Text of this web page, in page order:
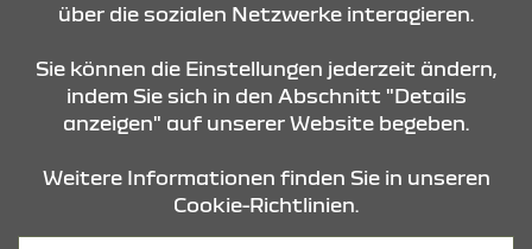
STANDORTE
über die sozialen Netzwerke interagieren.
Sie können die Einstellungen jederzeit ändern,
indem Sie sich in den Abschnitt "Details
anzeigen" auf unserer Website begeben.
Weitere Informationen finden Sie in unseren
Cookie-Richtlinien.